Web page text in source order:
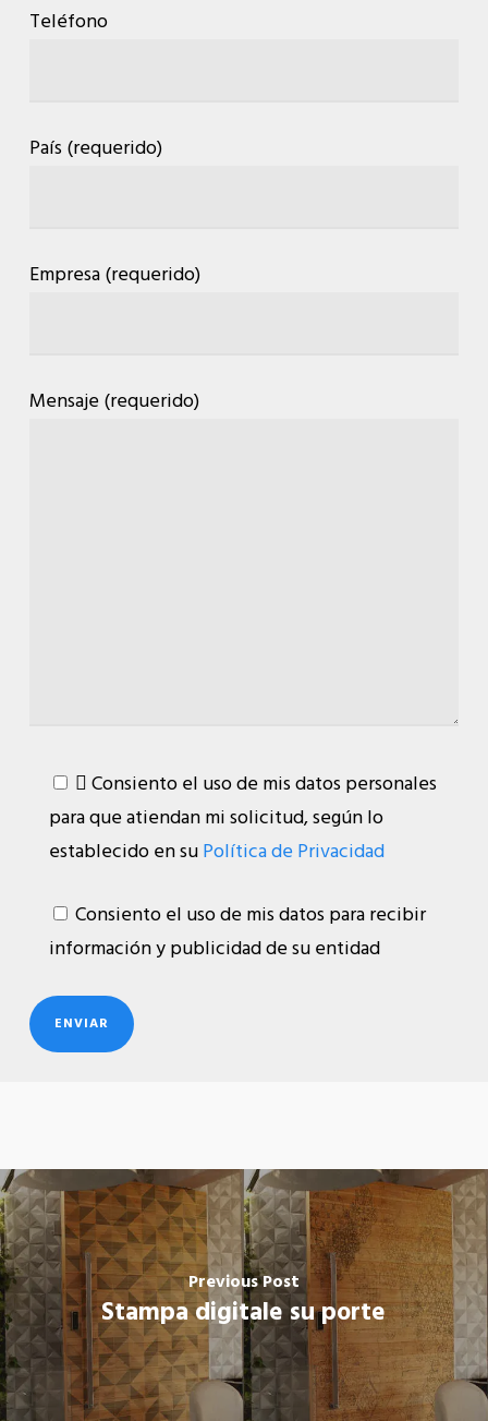
Teléfono
País (requerido)
Empresa (requerido)
Mensaje (requerido)
 Consiento el uso de mis datos personales
para que atiendan mi solicitud, según lo
establecido en suPolítica de Privacidad
Consiento el uso de mis datos para recibir
información y publicidad de su entidad
Previous Post
Stampa digitale su porte